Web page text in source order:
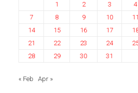
1 2 3 4
7
8 9 10 11
14
15 16 17
21
22 23 24
28
29 30 31
« Feb Apr »